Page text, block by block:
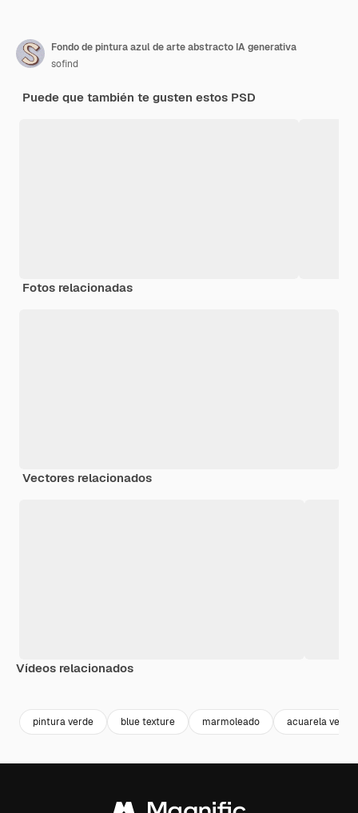
Fondo de pintura azul de arte abstracto IA generativa
sofind
Puede que también te gusten estos PSD
Fotos relacionadas
Vectores relacionados
Vídeos relacionados
pintura verde blue texture marmoleado acuarela verde